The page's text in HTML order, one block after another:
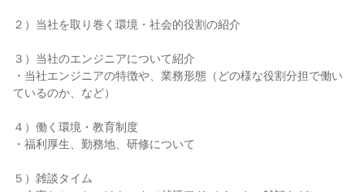
２）当社を取り巻く環境・社会的役割の紹介
３）当社のエンジニアについて紹介
・当社エンジニアの特徴や、業務形態（どの様な役割分担で働い
ているのか、など）
４）働く環境・教育制度
・福利厚生、勤務地、研修について
５）雑談タイム